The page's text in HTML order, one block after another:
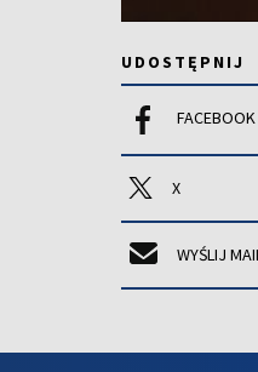
UDOSTĘPNIJ
FACEBOOK
X
WYŚLIJ